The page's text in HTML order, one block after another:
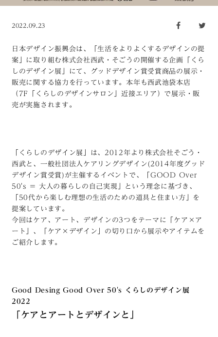
2022.09.23
日本デザイン振興会は、「生活をよりよくするデザインの提
案」に取り組む株式会社西武・そごうの開催する企画「くら
しのデザイン展」にて、グッドデザイン賞受賞商品の展示・
販売に関する協力を行っています。本年も西武池袋本店
（7F「くらしのデザインサロン」近接エリア）で展示・販
売が実施されます。
「くらしのデザイン展」は、2012年より株式会社そごう・
西武と、一般社団法人ケアリングデザイン(2014年度グッド
デザイン賞受賞)が主催するイベントで、「GOOD Over
50's ＝ 大人の暮らしの自己実現」という理念に基づき、
「50代から楽しむ理想の生活のための道具と住まい方」を
提案しています。
今回はケア、アート、デザインの3つをテーマに「ケア×ア
ート」、「ケア×デザイン」の切り口から展示やアイテムを
ご紹介します。
Good Desing Good Over 50's くらしのデザイン展
2022
「ケアとアートとデザインと」